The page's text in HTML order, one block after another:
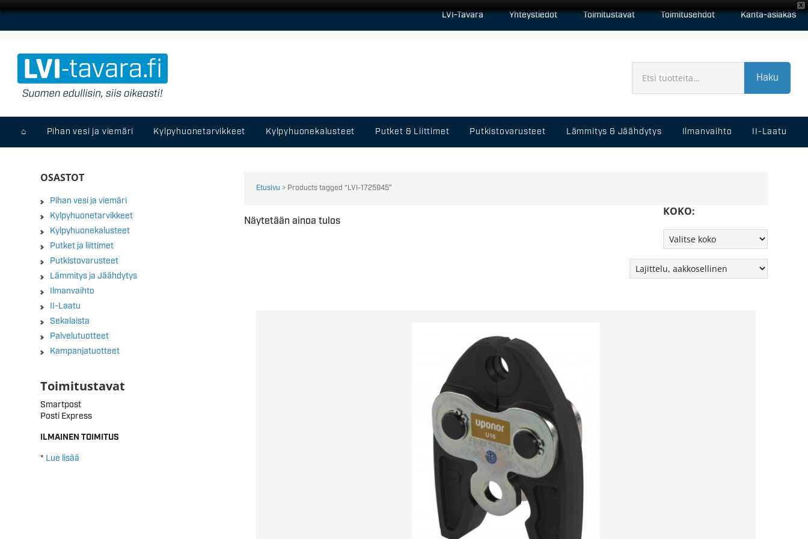
X
LVI-Tavara Yhteystiedot Toimitustavat Toimitusehdot Kanta-asiakas
Haku
⌂ Pihan vesi ja viemäri Kylpyhuonetarvikkeet Kylpyhuonekalusteet Putket & Liittimet Putkistovarusteet Lämmitys & Jäähdytys Ilmanvaihto II-Laatu
Etusivu > Products tagged “LVI-1725945”
KOKO:
Näytetään ainoa tulos
OSASTOT
Pihan vesi ja viemäri
Kylpyhuonetarvikkeet
Kylpyhuonekalusteet
Putket ja liittimet
Putkistovarusteet
Lämmitys ja Jäähdytys
Ilmanvaihto
II-Laatu
Sekalaista
Palvelutuotteet
Kampanjatuotteet
Toimitustavat
Smartpost
Posti Express
ILMAINEN TOIMITUS
* Lue lisää